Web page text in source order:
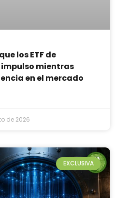
los ETF de
mientras
en el mercado
de 2026
EXCLUSIVA